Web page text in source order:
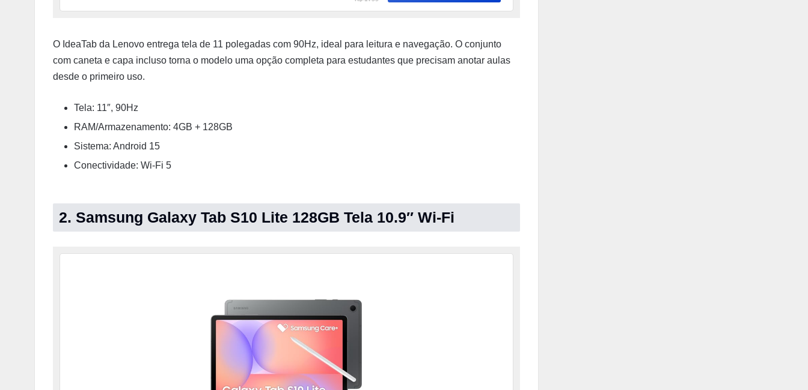
O IdeaTab da Lenovo entrega tela de 11 polegadas com 90Hz, ideal para leitura e navegação. O conjunto
com caneta e capa incluso torna o modelo uma opção completa para estudantes que precisam anotar aulas
desde o primeiro uso.
Tela: 11″, 90Hz
RAM/Armazenamento: 4GB + 128GB
Sistema: Android 15
Conectividade: Wi-Fi 5
2. Samsung Galaxy Tab S10 Lite 128GB Tela 10.9″ Wi-Fi